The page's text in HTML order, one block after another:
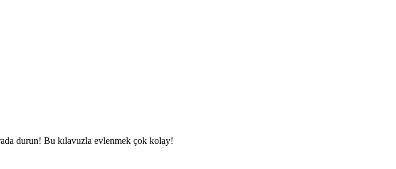
durun! Bu kılavuzla evlenmek çok kolay!